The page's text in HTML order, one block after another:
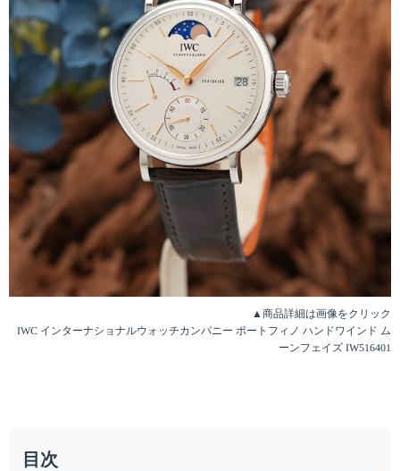
▲商品詳細は画像をクリック
IWC インターナショナルウォッチカンパニー ポートフィノ ハンドワインド ム
ーンフェイズ IW516401
目次